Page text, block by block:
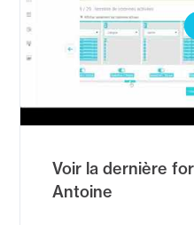
Voir la dernière
Antoine